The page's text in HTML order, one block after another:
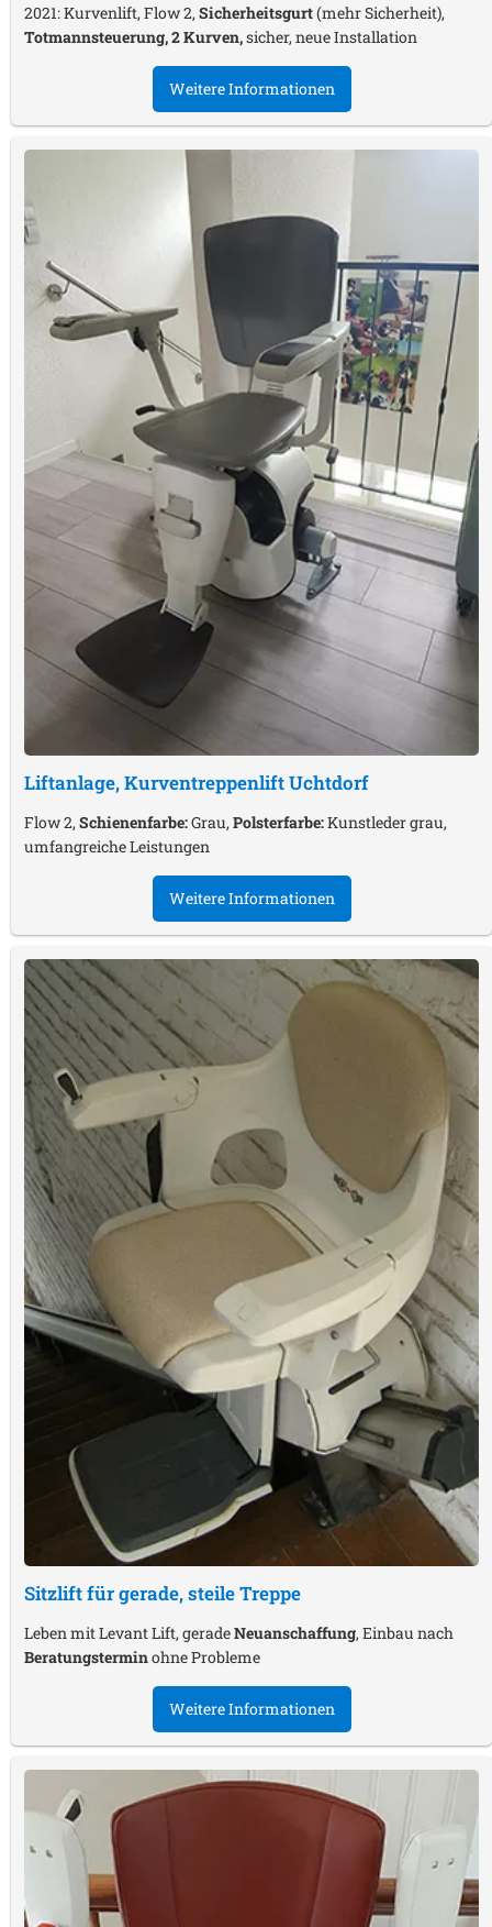
2021: Kurvenlift, Flow 2, Sicherheitsgurt(mehr Sicherheit),
Totmannsteuerung, 2 Kurven,sicher, neue Installation
Weitere Informationen
Liftanlage, KurventreppenliftUchtdorf
Flow 2,Schienenfarbe:Grau,Polsterfarbe:Kunstleder grau,
umfangreiche Leistungen
Weitere Informationen
Sitzlift für gerade, steile Treppe
Leben mit Levant Lift, geradeNeuanschaffung, Einbau nach
Beratungsterminohne Probleme
Weitere Informationen